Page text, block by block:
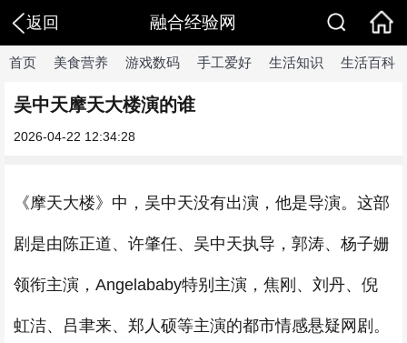
返回 融合经验网
首页 美食营养 游戏数码 手工爱好 生活知识 生活百科
吴中天摩天大楼演的谁
2026-04-22 12:34:28
《摩天大楼》中，吴中天没有出演，他是导演。这部
剧是由陈正道、许肇任、吴中天执导，郭涛、杨子姗
领衔主演，Angelababy特别主演，焦刚、刘丹、倪
虹洁、吕聿来、郑人硕等主演的都市情感悬疑网剧。